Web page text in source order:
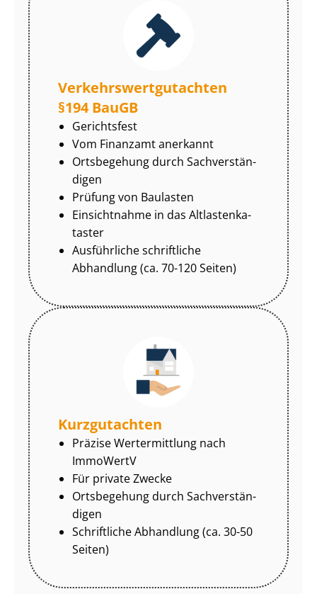
Ver­kehrs­wert­gut­ach­ten
§194 BauGB
Gerichtsfest
Vom Finanzamt anerkannt
Ortsbegehung durch Sach­ver­stän­
di­gen
Prüfung von Baulasten
Einsichtnahme in das Alt­las­ten­ka­
tas­ter
Ausführliche schriftliche
Abhandlung (ca. 70-120 Seiten)
Kurzgutachten
Präzise Wertermittlung nach
ImmoWertV
Für private Zwecke
Ortsbegehung durch Sach­ver­stän­
di­gen
Schriftliche Abhandlung (ca. 30-50
Seiten)